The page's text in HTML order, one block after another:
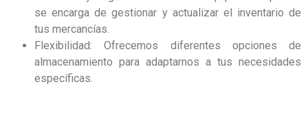
se encarga de gestionar y actualizar el inventario de
tus mercancías.
Flexibilidad: Ofrecemos diferentes opciones de
almacenamiento para adaptarnos a tus necesidades
específicas.